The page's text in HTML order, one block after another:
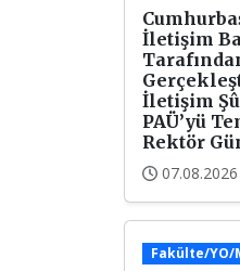
İletişim
İletişim
PAÜ’yü
Rektör
07.08.2026
Fakülte/YO/